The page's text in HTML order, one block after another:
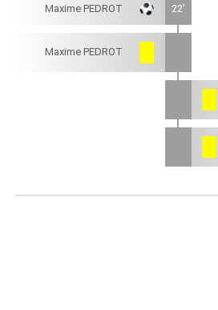
Maxime PEDROT 22'
Maxime PEDROT